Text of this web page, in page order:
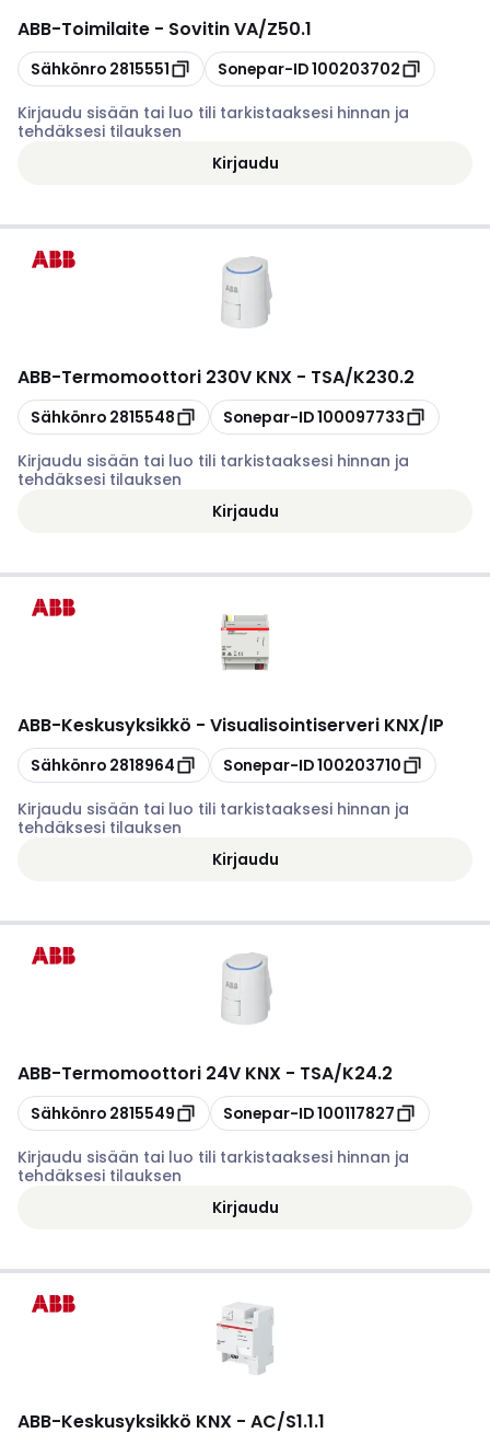
ABB-Toimilaite - Sovitin VA/Z50.1
Kopioi
Sähkönro 2815551 Kopioi
Sonepar-ID100203702
Kirjaudu sisään tai luo tili tarkistaaksesi hinnan ja
tehdäksesi tilauksen
Kirjaudu
ABB-Termomoottori 230V KNX - TSA/K230.2
Kopioi
Sähkönro 2815548 Kopioi
Sonepar-ID100097733
Kirjaudu sisään tai luo tili tarkistaaksesi hinnan ja
tehdäksesi tilauksen
Kirjaudu
ABB-Keskusyksikkö - Visualisointiserveri KNX/IP
Kopioi
Sähkönro 2818964 Kopioi
Sonepar-ID100203710
Kirjaudu sisään tai luo tili tarkistaaksesi hinnan ja
tehdäksesi tilauksen
Kirjaudu
ABB-Termomoottori 24V KNX - TSA/K24.2
Kopioi
Sähkönro 2815549 Kopioi
Sonepar-ID100117827
Kirjaudu sisään tai luo tili tarkistaaksesi hinnan ja
tehdäksesi tilauksen
Kirjaudu
ABB-Keskusyksikkö KNX - AC/S1.1.1